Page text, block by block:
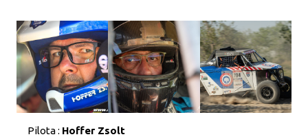
Pilota : Hoffer Zsolt